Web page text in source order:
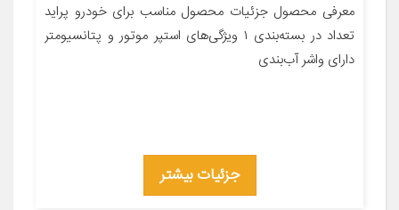
معرفی محصول جزئیات محصول مناسب برای خودرو پراید
تعداد در بسته‌بندی ۱ ویژگی‌های استپر موتور و پتانسیومتر
دارای واشر آب‌بندی
جزئیات بیشتر